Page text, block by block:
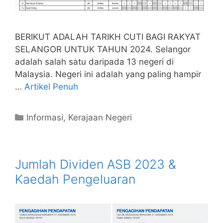
BERIKUT ADALAH TARIKH CUTI BAGI RAKYAT
SELANGOR UNTUK TAHUN 2024. Selangor
adalah salah satu daripada 13 negeri di
Malaysia. Negeri ini adalah yang paling hampir
… Artikel Penuh
Categories
Informasi, Kerajaan Negeri
Jumlah Dividen ASB 2023 &
Kaedah Pengeluaran